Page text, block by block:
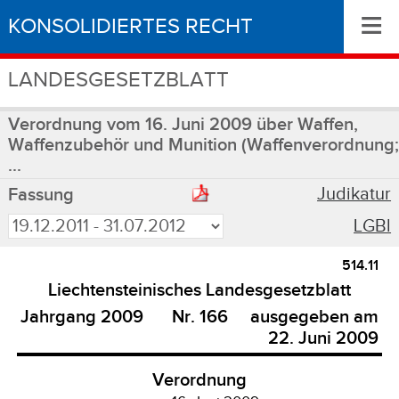
KONSOLIDIERTES RECHT
LANDESGESETZBLATT
≡
Verordnung vom 16. Juni 2009 über Waffen,
Waffenzubehör und Munition (Waffenverordnung;
...
Fassung
Judikatur
LGBl